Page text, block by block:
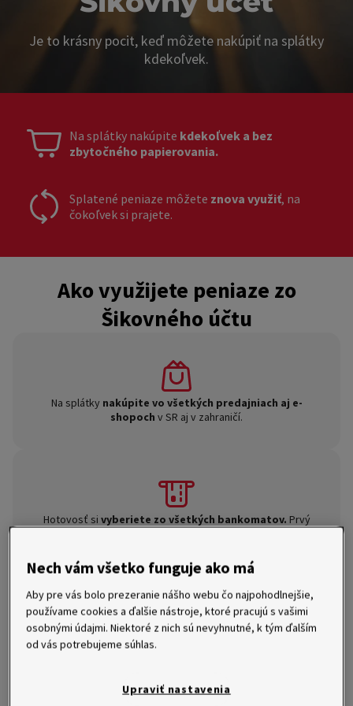
Je to krásny pocit, keď môžete nakúpiť na splátky
kdekoľvek.
Na splátky nakúpite kdekoľvek a bez
zbytočného papierovania.
Splatené peniaze môžete znova využiť, na
čokoľvek si prajete.
Ako využijete peniaze zo
Šikovného účtu
Na splátky nakúpite vo všetkých predajniach aj e-
shopoch v SR aj v zahraničí.
Hotovosť si vyberiete zo všetkých bankomatov. Prvý
Peniaze siprevediete na bankový účet
Nech vám všetko funguje ako má
Aby pre vás bolo prezeranie nášho webu čo najpohodlnejšie,
používame cookies a ďalšie nástroje, ktoré pracujú s vašimi
osobnými údajmi. Niektoré z nich sú nevyhnutné, k tým ďalším
od vás potrebujeme súhlas.
Upraviť nastavenia